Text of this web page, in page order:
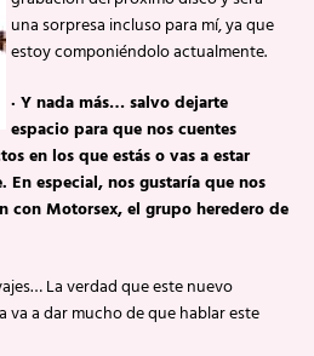
una sorpresa incluso para mí, ya que
estoy componiéndolo actualmente.
· Y nada más… salvo dejarte
espacio para que nos cuentes
en los que estás o vas a estar
especial, nos gustaría que nos
con Motorsex, el grupo heredero de
La verdad que este nuevo
a dar mucho de que hablar este